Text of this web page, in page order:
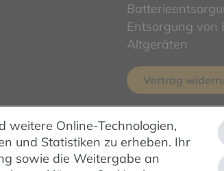
Entsorgung von
Altgeräten
Vertrag
ZAHLUNG & VERSAND
weitere Online-Technologien,
und Statistiken zu erheben. Ihr
sowie die Weitergabe an